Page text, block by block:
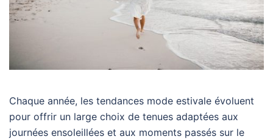
Chaque année, les tendances mode estivale évoluent
pour offrir un large choix de tenues adaptées aux
journées ensoleillées et aux moments passés sur le